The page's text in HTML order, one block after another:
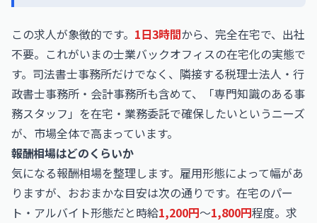
この求人が象徴的です。 1日3時間から、完全在宅で、出社
不要。これがいまの士業バックオフィスの在宅化の実態で
す。司法書士事務所だけでなく、隣接する税理士法人・行
政書士事務所・会計事務所も含めて、「専門知識のある事
務スタッフ」を在宅・業務委託で確保したいというニーズ
が、市場全体で高まっています。
報酬相場はどのくらいか
気になる報酬相場を整理します。雇用形態によって幅があ
りますが、おおまかな目安は次の通りです。在宅のパー
ト・アルバイト形態だと時給1,200円〜1,800円程度。求